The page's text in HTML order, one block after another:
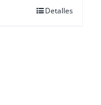
Detalles